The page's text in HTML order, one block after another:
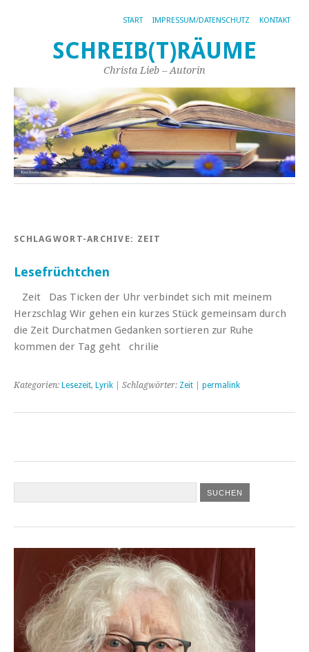
START IMPRESSUM/DATENSCHUTZ KONTAKT
SCHREIB(T)RÄUME
Christa Lieb – Autorin
SCHLAGWORT-ARCHIVE: ZEIT
Lesefrüchtchen
Zeit Das Ticken der Uhr verbindet sich mit meinem
Herzschlag Wir gehen ein kurzes Stück gemeinsam durch
die Zeit Durchatmen Gedanken sortieren zur Ruhe
kommen der Tag geht chrilie
Kategorien: Lesezeit, Lyrik | Schlagwörter: Zeit permalink